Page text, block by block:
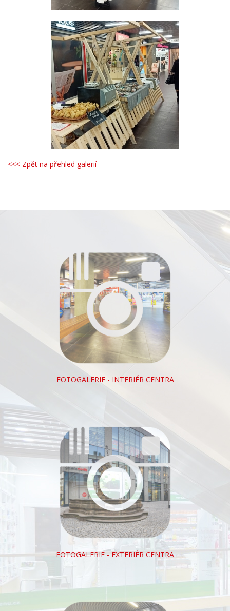
<<< Zpět na přehled galerií
FOTOGALERIE - INTERIÉR CENTRA
FOTOGALERIE - EXTERIÉR CENTRA